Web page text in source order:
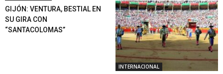
GIJÓN: VENTURA, BESTIAL EN
SU GIRA CON
“SANTACOLOMAS”
INTERNACIONAL